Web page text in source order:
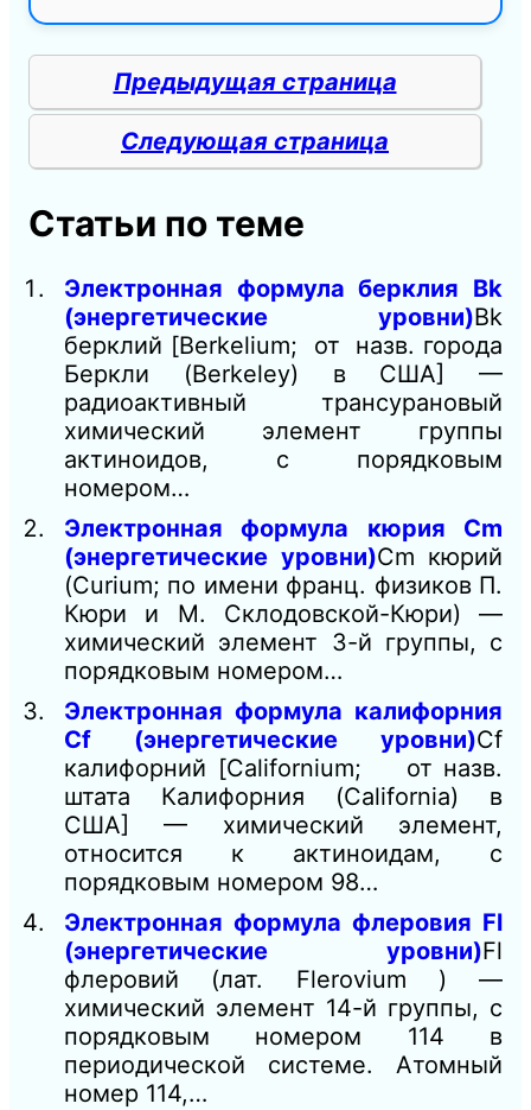
Предыдущая страница
Следующая страница
Статьи по теме
Электронная формула берклия Bk
(энергетические уровни)Bk
берклий [Berkelium; от назв. города
Беркли (Berkeley) в США] —
радиоактивный трансурановый
химический элемент группы
актиноидов, с порядковым
номером…
Электронная формула кюрия Cm
(энергетические уровни)Cm кюрий
(Curium; по имени франц. физиков П.
Кюри и М. Склодовской-Кюри) —
химический элемент 3-й группы, с
порядковым номером…
Электронная формула калифорния
Cf (энергетические уровни)Cf
калифорний [Californium; от назв.
штата Калифорния (California) в
США] — химический элемент,
относится к актиноидам, с
порядковым номером 98…
Электронная формула флеровия Fl
(энергетические уровни)Fl
флеровий (лат. Flerovium ) —
химический элемент 14-й группы, с
порядковым номером 114 в
периодической системе. Атомный
номер 114,…